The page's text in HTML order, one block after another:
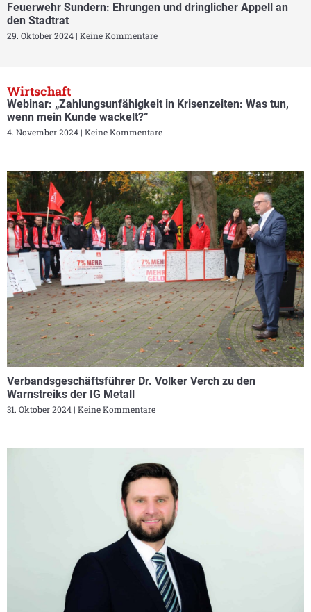
Feuerwehr Sundern: Ehrungen und dringlicher Appell an
den Stadtrat
29. Oktober 2024 Keine Kommentare
Wirtschaft
Webinar: „Zahlungsunfähigkeit in Krisenzeiten: Was tun,
wenn mein Kunde wackelt?“
4. November 2024 Keine Kommentare
Verbandsgeschäftsführer Dr. Volker Verch zu den
Warnstreiks der IG Metall
31. Oktober 2024 Keine Kommentare